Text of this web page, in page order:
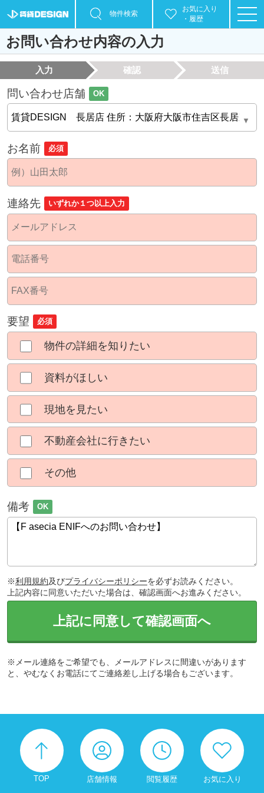
物件検索
お気に入り
・履歴
お問い合わせ内容の入力
入力 確認 送信
問い合わせ店舗 OK
お名前 必須
連絡先 いずれか１つ以上入力
要望 必須
物件の詳細を知りたい
資料がほしい
現地を見たい
不動産会社に行きたい
その他
備考 OK
※利用規約及びプライバシーポリシーを必ずお読みください。
上記内容に同意いただいた場合は、確認画面へお進みください。
上記に同意して確認画面へ
※メール連絡をご希望でも、メールアドレスに間違いがあります
と、やむなくお電話にてご連絡差し上げる場合もございます。
TOP 店舗情報 閲覧履歴 お気に入り